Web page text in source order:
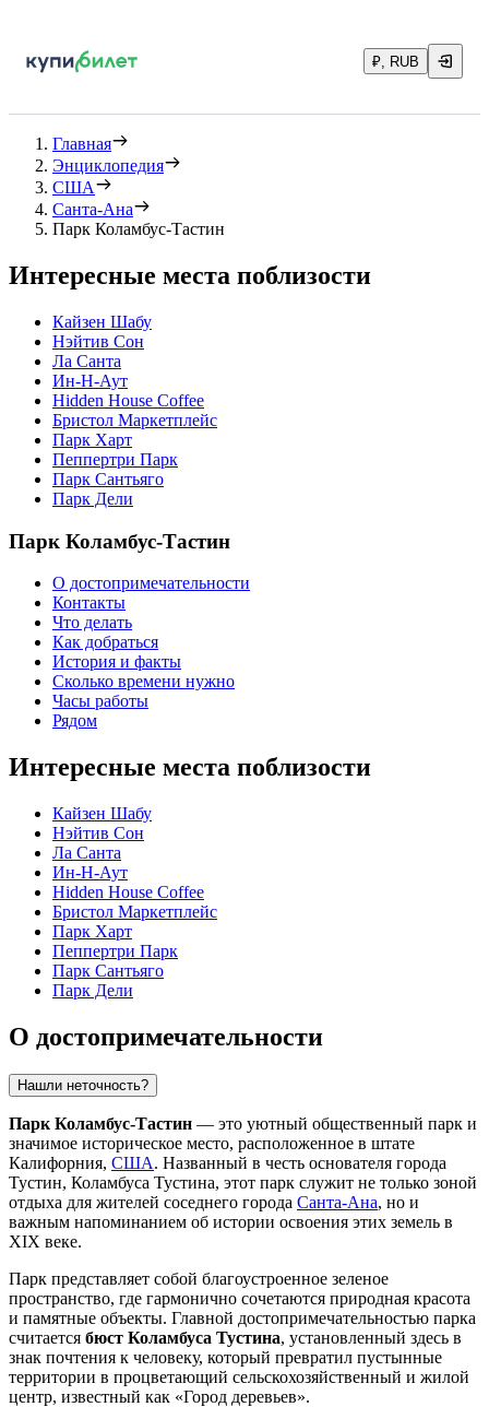
₽, RUB
Главная
Энциклопедия
США
Санта-Ана
Парк Коламбус-Тастин
Интересные места поблизости
Кайзен Шабу
Нэйтив Сон
Ла Санта
Ин-Н-Аут
Hidden House Coffee
Бристол Маркетплейс
Парк Харт
Пеппертри Парк
Парк Сантьяго
Парк Дели
Парк Коламбус-Тастин
О достопримечательности
Контакты
Что делать
Как добраться
История и факты
Сколько времени нужно
Часы работы
Рядом
Интересные места поблизости
Кайзен Шабу
Нэйтив Сон
Ла Санта
Ин-Н-Аут
Hidden House Coffee
Бристол Маркетплейс
Парк Харт
Пеппертри Парк
Парк Сантьяго
Парк Дели
О достопримечательности
Нашли неточность?
Парк Коламбус-Тастин — это уютный общественный парк и
значимое историческое место, расположенное в штате
Калифорния, США. Названный в честь основателя города
Тустин, Коламбуса Тустина, этот парк служит не только зоной
отдыха для жителей соседнего города Санта-Ана, но и
важным напоминанием об истории освоения этих земель в
XIX веке.
Парк представляет собой благоустроенное зеленое
пространство, где гармонично сочетаются природная красота
и памятные объекты. Главной достопримечательностью парка
считается бюст Коламбуса Тустина, установленный здесь в
знак почтения к человеку, который превратил пустынные
территории в процветающий сельскохозяйственный и жилой
центр, известный как «Город деревьев».